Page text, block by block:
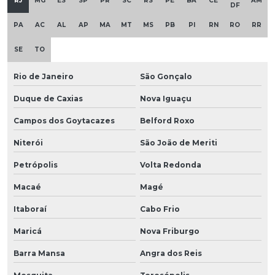
DF
PA AC AL AP MA MT MS PB PI RN RO RR
SE TO
Rio de Janeiro São Gonçalo
Duque de Caxias Nova Iguaçu
Campos dos Goytacazes Belford Roxo
Niterói São João de Meriti
Petrópolis Volta Redonda
Macaé Magé
Itaboraí Cabo Frio
Maricá Nova Friburgo
Barra Mansa Angra dos Reis